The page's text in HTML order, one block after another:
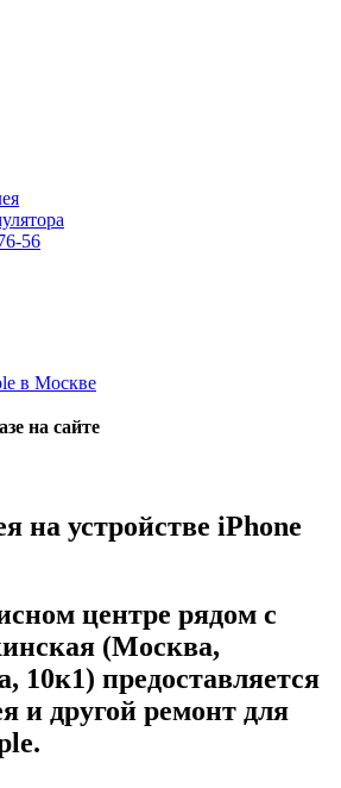
56
в Москве
на сайте
на устройстве iPhone
центре рядом с
(Москва,
10к1) предоставляется
и другой ремонт для